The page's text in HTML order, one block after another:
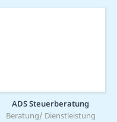
ADS Steuerberatung
Beratung/ Dienstleistung